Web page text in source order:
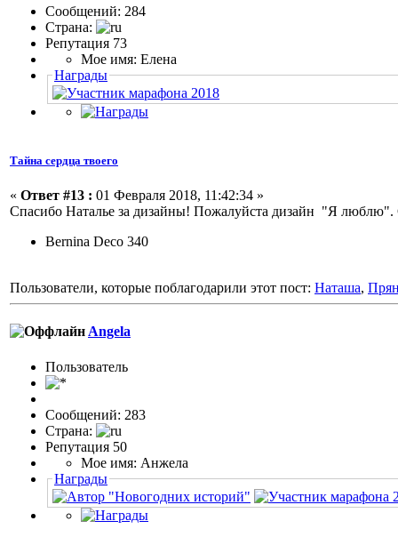
Сообщений: 284
Страна:
Репутация 73
Мое имя: Елена
Награды
Тайна сердца твоего
« Ответ #13 : 01 Февраля 2018, 11:42:34 »
Спасибо Наталье за дизайны! Пожалуйста дизайн "Я
Bernina Deco 340
Пользователи, которые поблагодарили этот пост: Наташа,
Angela
Пользовaтeль
Сообщений: 283
Страна:
Репутация 50
Мое имя: Анжела
Награды